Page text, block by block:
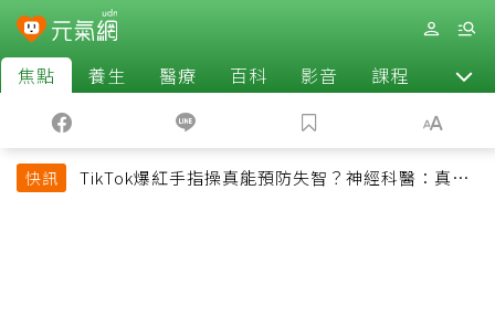
焦點 養生 醫療 百科 影音 課程 退休
快訊
TikTok爆紅手指操真能預防失智？神經科醫：真正